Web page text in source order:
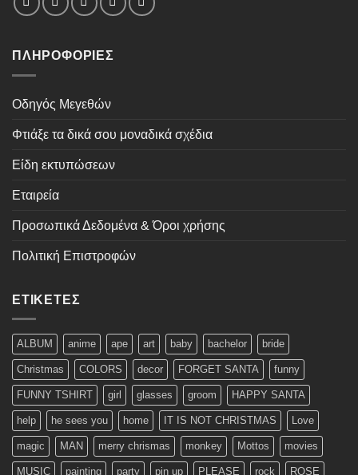
ΠΛΗΡΟΦΟΡΊΕΣ
Οδηγός Μεγεθών
Φτιάξε τα δικά σου μοναδικά σχέδια
Είδη εκτυπώσεων
Εταιρεία
Προσωπικά Δεδομένα & Όροι χρήσης
Πολιτική Επιστροφών
ΕΤΙΚΈΤΕΣ
ALBUM anime ape art baby bachelor bride
Christmas COLORS decor FORGET SANTA funny
FUNNY TSHIRT girl glasses groom HAPPY SANTA
help he sees you home IT IS NOT CHRISTMAS Love
magic MAN merry chrismas monkey Mottos movies
MUSIC painting party pin up PLEASE rock ROSE